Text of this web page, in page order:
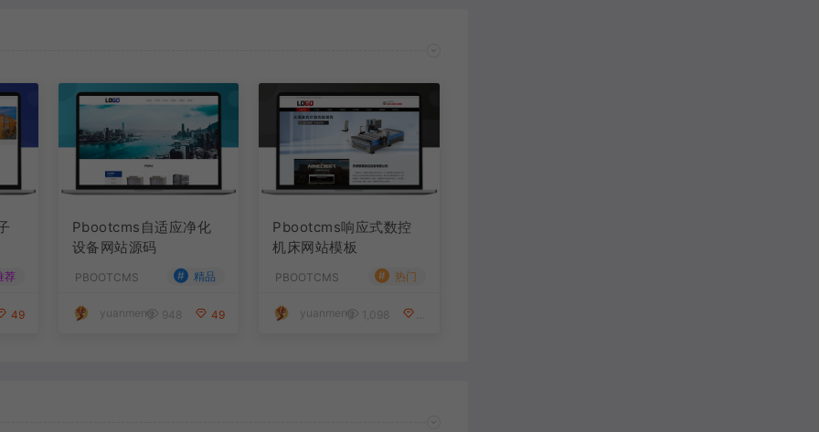
荐
49
Pbootcms自适应净化
设备网站源码
PBOOTCMS # 精品
yuanmeng 948 49
Pbootcms响应式数控
机床网站模板
PBOOTCMS # 热门
yuanmeng 1,098